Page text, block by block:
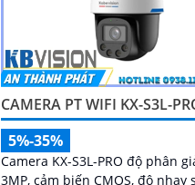
CAMERA PT WIFI KX-S3L-
5%-35%
Camera KX-S3L-PRO độ phân
3MP, cảm biến CMOS, độ nhạy